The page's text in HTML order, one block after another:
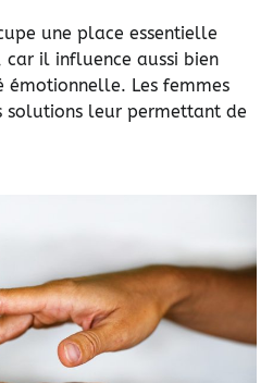
une place essentielle
il influence aussi bien
émotionnelle. Les femmes
solutions leur permettant de